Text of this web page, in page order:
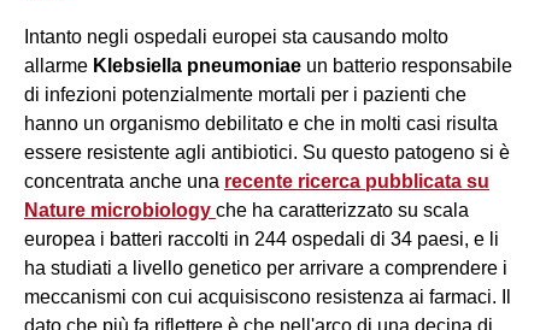
Intanto negli ospedali europei sta causando molto
allarme Klebsiella pneumoniae un batterio responsabile
di infezioni potenzialmente mortali per i pazienti che
hanno un organismo debilitato e che in molti casi risulta
essere resistente agli antibiotici. Su questo patogeno si è
concentrata anche una recente ricerca pubblicata su
Nature microbiology che ha caratterizzato su scala
europea i batteri raccolti in 244 ospedali di 34 paesi, e li
ha studiati a livello genetico per arrivare a comprendere i
meccanismi con cui acquisiscono resistenza ai farmaci. Il
dato che più fa riflettere è che nell'arco di una decina di